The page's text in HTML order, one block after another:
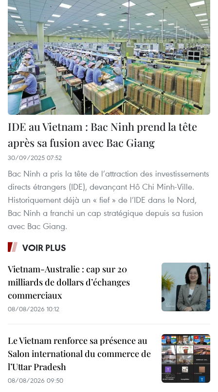
IDE au Vietnam : Bac Ninh prend la tête
après sa fusion avec Bac Giang
30/09/2025 07:52
Bac Ninh a pris la tête de l’attraction des investissements
directs étrangers (IDE), devançant Hô Chi Minh-Ville.
Historiquement déjà un « fief » de l’IDE dans le Nord,
Bac Ninh a franchi un cap stratégique depuis sa fusion
avec Bac Giang.
VOIR PLUS
Vietnam-Australie : cap sur 20
milliards de dollars d’échanges
commerciaux
08/08/2026 10:12
Le Vietnam renforce sa présence au
Salon international du commerce de
l’Uttar Pradesh
08/08/2026 09:50